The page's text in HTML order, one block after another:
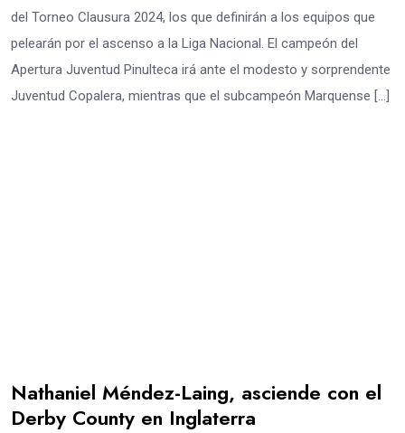
del Torneo Clausura 2024, los que definirán a los equipos que
pelearán por el ascenso a la Liga Nacional. El campeón del
Apertura Juventud Pinulteca irá ante el modesto y sorprendente
Juventud Copalera, mientras que el subcampeón Marquense […]
Nathaniel Méndez-Laing, asciende con el
Derby County en Inglaterra